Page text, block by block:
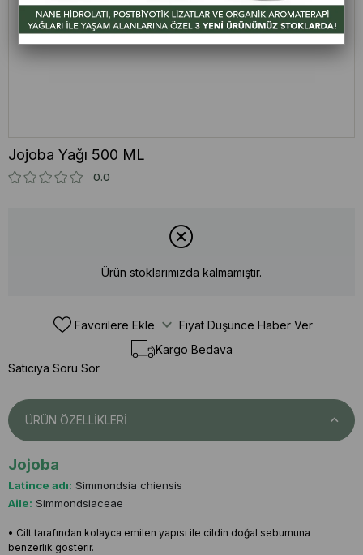
Jojoba Yağı 500 ML
0.0
Ürün stoklarımızda kalmamıştır.
Favorilere Ekle
Fiyat Düşünce Haber Ver
Kargo Bedava
Satıcıya Soru Sor
ÜRÜN ÖZELLIKLERI
Jojoba
Latince adı: Simmondsia chiensis
Aile: Simmondsiaceae
• Cilt tarafından kolayca emilen yapısı ile cildin doğal sebumuna
benzerlik gösterir.